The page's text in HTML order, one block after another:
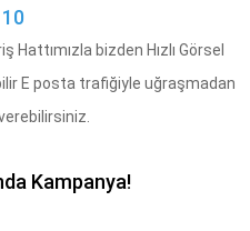
Hattımızla bizden Hızlı Görsel
E posta trafiğiyle uğraşmadan
Kampanya!